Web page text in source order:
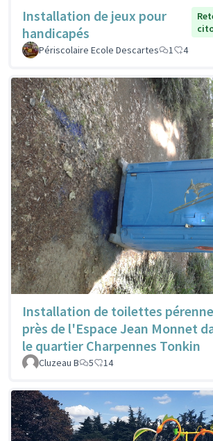
Installation de jeux pour
handicapés
Périscolaire Ecole Descartes
1 4
Installation de toilettes
près de l'Espace Jean Monnet
le quartier Charpennes Tonkin
Cluzeau B 5 14